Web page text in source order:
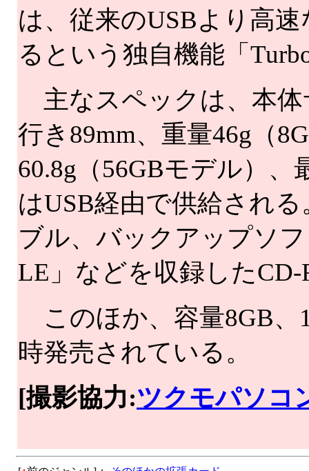
は、従来のUSBより高
るという独自機能「
主なスペックは、本体
行き89mm、重量46g（
60.8g（56GBモデル）、
はUSB経由で供給され
ブル、バックアップソフ
LE」などを収録した
このほか、容量8GB、
時発売されている。
[撮影協力:ツクモパソコ